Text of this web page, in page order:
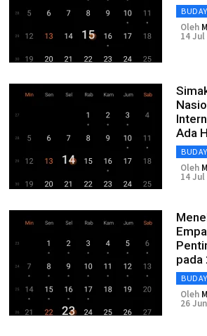
Oleh
14 Jul
Ada
Oleh
14 Jul
pada
Oleh
26